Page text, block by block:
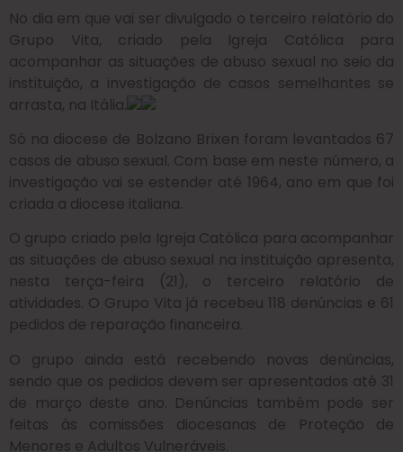
No dia em que vai ser divulgado o terceiro relatório do
Grupo Vita, criado pela Igreja Católica para
acompanhar as situações de abuso sexual no seio da
instituição, a investigação de casos semelhantes se
arrasta, na Itália.
Só na diocese de Bolzano Brixen foram levantados 67
casos de abuso sexual. Com base em neste número, a
investigação vai se estender até 1964, ano em que foi
criada a diocese italiana.
O grupo criado pela Igreja Católica para acompanhar
as situações de abuso sexual na instituição apresenta,
nesta terça-feira (21), o terceiro relatório de
atividades. O Grupo Vita já recebeu 118 denúncias e 61
pedidos de reparação financeira.
O grupo ainda está recebendo novas denúncias,
sendo que os pedidos devem ser apresentados até 31
de março deste ano. Denúncias também pode ser
feitas às comissões diocesanas de Proteção de
Menores e Adultos Vulneráveis.